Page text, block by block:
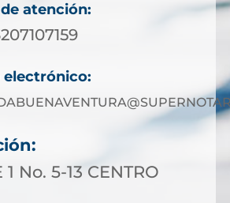
atención:
electrónico:
1 No. 5-13 CENTRO